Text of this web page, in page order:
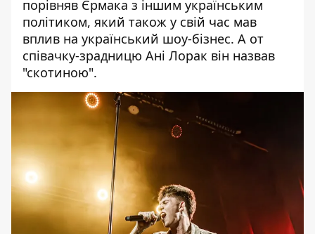
порівняв Єрмака з іншим українським
політиком, який також у свій час мав
вплив на український шоу-бізнес. А от
співачку-зрадницю Ані Лорак він назвав
"скотиною".